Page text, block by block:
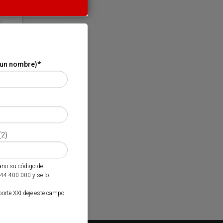
nombre)*
su código de
400 000 y se lo
XXI deje este campo